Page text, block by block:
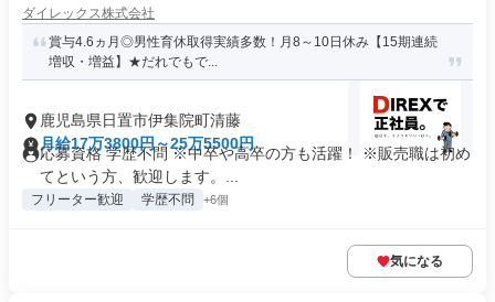
ダイレックス株式会社
賞与4.6ヵ月◎男性育休取得実績多数！月8～10日休み【15期連続
増収・増益】★だれでもで...
鹿児島県日置市伊集院町清藤
月給17万3800円～25万5500円
応募資格 学歴不問 ※中卒や高卒の方も活躍！ ※販売職は初め
てという方、歓迎します。...
フリーター歓迎 学歴不問 +6個
気になる